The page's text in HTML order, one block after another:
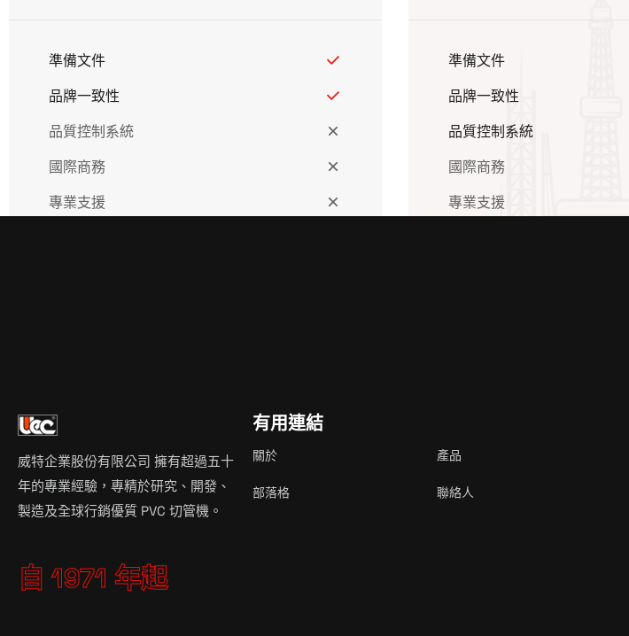
準備文件
品牌一致性
品質控制系統
國際商務
專業支援
準備文件
品牌一致性
品質控制系統
國際商務
專業支援
威特企業股份有限公司 擁有超過五十
年的專業經驗，專精於研究、開發、
製造及全球行銷優質 PVC 切管機。
自 1971 年起
有用連結
關於 產品
部落格 聯絡人